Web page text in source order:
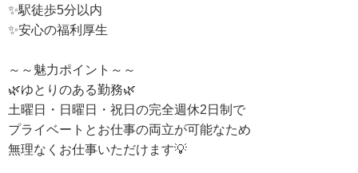
✨駅徒歩5分以内
✨安心の福利厚生
～～魅力ポイント～～
🌿ゆとりのある勤務🌿
土曜日・日曜日・祝日の完全週休2日制で
プライベートとお仕事の両立が可能なため
無理なくお仕事いただけます💡